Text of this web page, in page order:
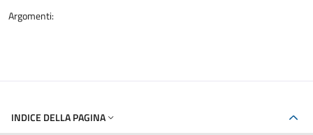
Argomenti:
INDICE DELLA PAGINA